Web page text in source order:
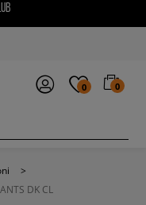
0 0
>
DK CL